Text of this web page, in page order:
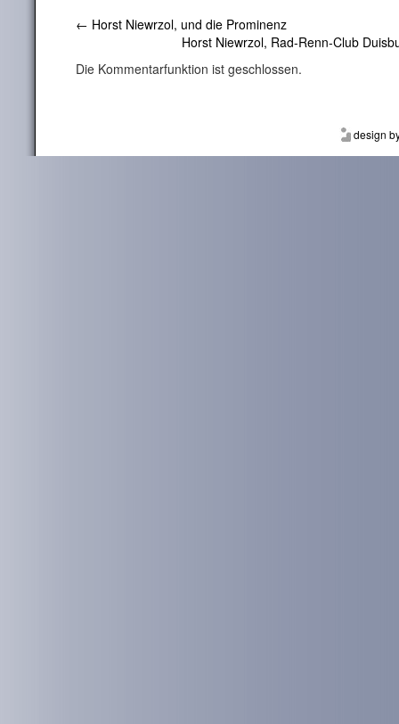
← Horst Niewrzol, und die Prominenz
Horst Niewrzol, Rad-Renn-Club
Die Kommentarfunktion ist geschlossen.
design